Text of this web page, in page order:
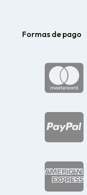
Formas de pago


